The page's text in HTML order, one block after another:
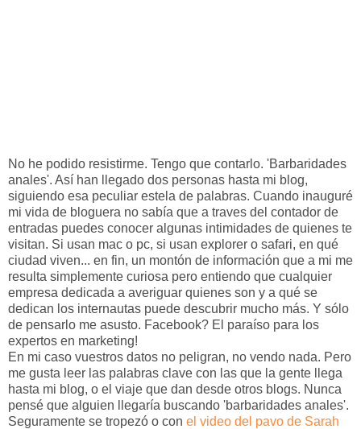
No he podido resistirme. Tengo que contarlo. 'Barbaridades
anales'. Así han llegado dos personas hasta mi blog,
siguiendo esa peculiar estela de palabras. Cuando inauguré
mi vida de bloguera no sabía que a traves del contador de
entradas puedes conocer algunas intimidades de quienes te
visitan. Si usan mac o pc, si usan explorer o safari, en qué
ciudad viven... en fin, un montón de información que a mi me
resulta simplemente curiosa pero entiendo que cualquier
empresa dedicada a averiguar quienes son y a qué se
dedican los internautas puede descubrir mucho más. Y sólo
de pensarlo me asusto. Facebook? El paraíso para los
expertos en marketing!
En mi caso vuestros datos no peligran, no vendo nada. Pero
me gusta leer las palabras clave con las que la gente llega
hasta mi blog, o el viaje que dan desde otros blogs. Nunca
pensé que alguien llegaría buscando 'barbaridades anales'.
Seguramente se tropezó o con el video del pavo de Sarah